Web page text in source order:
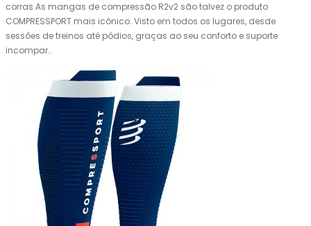
corras.As mangas de compressão R2v2 são talvez o produto
COMPRESSPORT mais icônico. Visto em todos os lugares, desde
sessões de treinos até pódios, graças ao seu conforto e suporte
incompar..